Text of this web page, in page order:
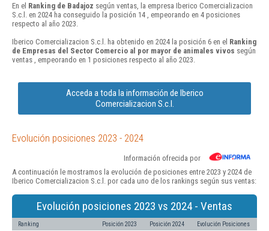
En el Ranking de Badajoz según ventas, la empresa Iberico Comercializacion
S.c.l. en 2024 ha conseguido la posición 14 , empeorando en 4 posiciones
respecto al año 2023.
Iberico Comercializacion S.c.l. ha obtenido en 2024 la posición 6 en el Ranking
de Empresas del Sector Comercio al por mayor de animales vivos según
ventas , empeorando en 1 posiciones respecto al año 2023.
Acceda a toda la información de Iberico
Comercializacion S.c.l.
Evolución posiciones 2023 - 2024
Información ofrecida por
A continuación le mostramos la evolución de posiciones entre 2023 y 2024 de
Iberico Comercializacion S.c.l. por cada uno de los rankings según sus ventas:
Evolución posiciones 2023 vs 2024 - Ventas
Ranking Posición 2023 Posición 2024 Evolución Posiciones